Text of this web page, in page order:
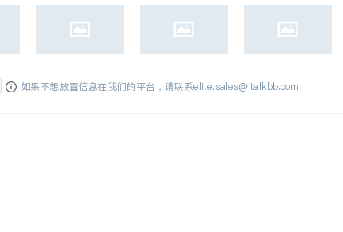
如果不想放置信息在我们的平台，请联系elite.sales@italkbb.com